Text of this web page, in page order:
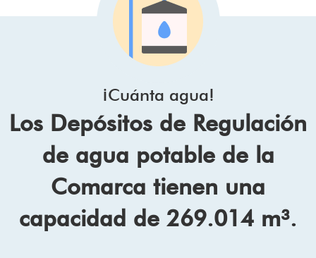
¡Cuánta agua!
Los Depósitos de Regulación
de agua potable de la
Comarca tienen una
capacidad de 269.014 m³.